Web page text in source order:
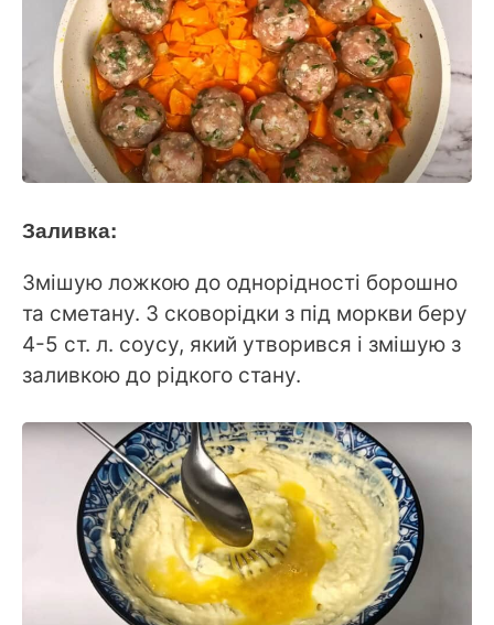
Заливка:
Змішую ложкою до однорідності борошно
та сметану. З сковорідки з під моркви беру
4-5 ст. л. соусу, який утворився і змішую з
заливкою до рідкого стану.